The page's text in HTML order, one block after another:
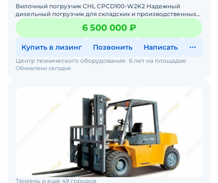
Вилочный погрузчик CHL CPCD100-W2K2 Надежный
дизельный погрузчик для складских и производственных
6 500 000 ₽
Купить в лизинг Позвонить Написать
Обновлено сегодня
Центр технического оборудования 6 лет на площадке
Тюмень и ещё 49 городов